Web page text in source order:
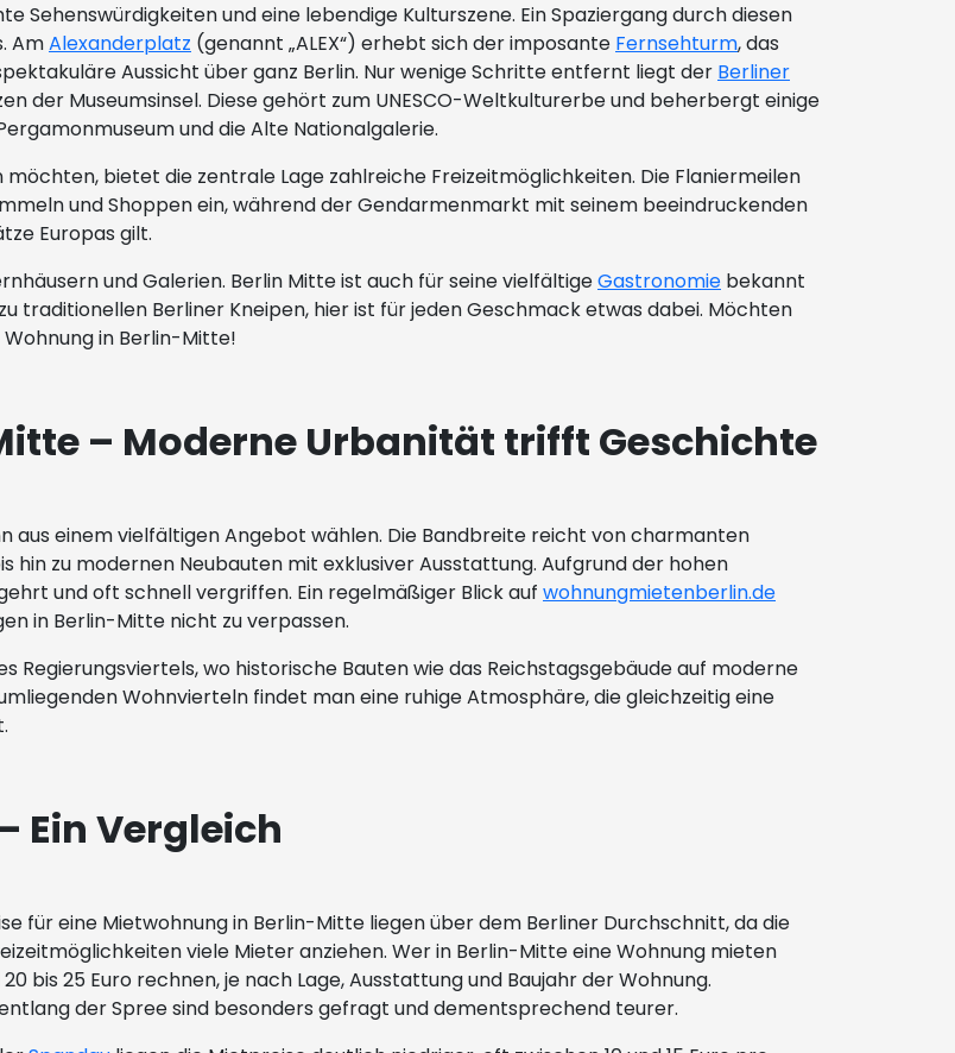
und eine lebendige Kulturszene. Ein Spaziergang durch diesen
AmAlexanderplatz (genannt „ALEX“) erhebt sich der imposante Fernsehturm, das
Aussicht über ganz Berlin. Nur wenige Schritte entfernt liegt der Berliner
der Museumsinsel. Diese gehört zum UNESCO-Weltkulturerbe und beherbergt einige
und die Alte Nationalgalerie.
bietet die zentrale Lage zahlreiche Freizeitmöglichkeiten. Die Flaniermeilen
und Shoppen ein, während der Gendarmenmarkt mit seinem beeindruckenden
Europas gilt.
und Galerien. Berlin Mitte ist auch für seine vielfältigeGastronomie bekannt
traditionellen Berliner Kneipen, hier ist für jeden Geschmack etwas dabei. Möchten
in Berlin-Mitte!
– Moderne Urbanität trifft Geschichte
aus einem vielfältigen Angebot wählen. Die Bandbreite reicht von charmanten
zu modernen Neubauten mit exklusiver Ausstattung. Aufgrund der hohen
und oft schnell vergriffen. Ein regelmäßiger Blick auf wohnungmietenberlin.de
in Berlin-Mitte nicht zu verpassen.
Regierungsviertels, wo historische Bauten wie das Reichstagsgebäude auf moderne
Wohnvierteln findet man eine ruhige Atmosphäre, die gleichzeitig eine
Ein Vergleich
für eine Mietwohnung in Berlin-Mitte liegen über dem Berliner Durchschnitt, da die
viele Mieter anziehen. Wer in Berlin-Mitte eine Wohnung mieten
bis 25 Euro rechnen, je nach Lage, Ausstattung und Baujahr der Wohnung.
der Spree sind besonders gefragt und dementsprechend teurer.